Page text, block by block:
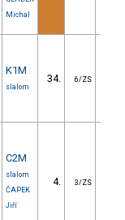
Michal
K1M
slalom
34. 6/ZS
C2M
slalom
ČAPEK
Jiří
4. 3/ZS